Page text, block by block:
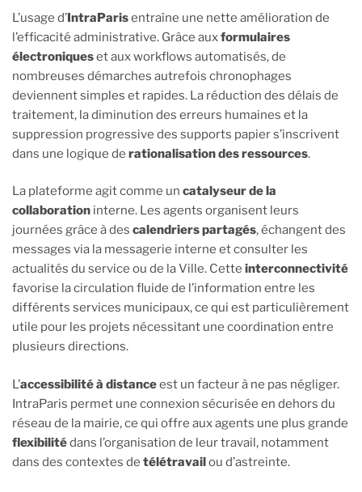
L’usage d’IntraParisentraîne une nette amélioration de
l’efficacité administrative. Grâce auxformulaires
électroniqueset aux workflows automatisés, de
nombreuses démarches autrefois chronophages
deviennent simples et rapides. La réduction des délais de
traitement, la diminution des erreurs humaines et la
suppression progressive des supports papier s’inscrivent
dans une logique de rationalisation des ressources.
La plateforme agit comme un catalyseur de la
collaboration interne. Les agents organisent leurs
journées grâce à des calendriers partagés, échangent des
messages via la messagerie interne et consulter les
actualités du service ou de la Ville. Cette interconnectivité
favorise la circulation fluide de l’information entre les
différents services municipaux, ce qui est particulièrement
utile pour les projets nécessitant une coordination entre
plusieurs directions.
L’accessibilité à distanceest un facteur à ne pas négliger.
IntraParis permet une connexion sécurisée en dehors du
réseau de la mairie, ce qui offre aux agents une plus grande
flexibilitédans l’organisation de leur travail, notamment
dans des contextes de télétravailou d’astreinte.